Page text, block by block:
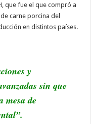
que fue el que compró a
carne porcina del
en distintos países.
y
sin que
mesa de